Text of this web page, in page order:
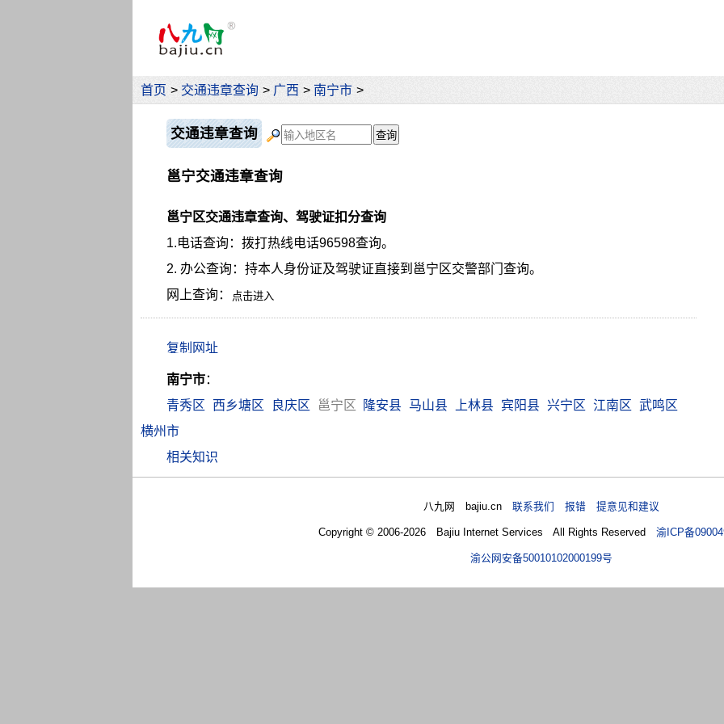
首页 > 交通违章查询 > 广西 > 南宁市 >
交通违章查询
邕宁交通违章查询
邕宁区交通违章查询、驾驶证扣分查询
1.电话查询：拨打热线电话96598查询。
2. 办公查询：持本人身份证及驾驶证直接到邕宁区交警部门查询。
网上查询：
南宁市：
青秀区
西乡塘区 良庆区 邕宁区 隆安县 马山县 上林县 宾阳县 兴宁区 江南区 武鸣区
横州市
相关知识
八九网 bajiu.cn联系我们 报错 提意见和建议
Copyright © 2006-2026 Bajiu Internet Services All Rights Reserved 渝ICP备
渝公网安备50010102000199号